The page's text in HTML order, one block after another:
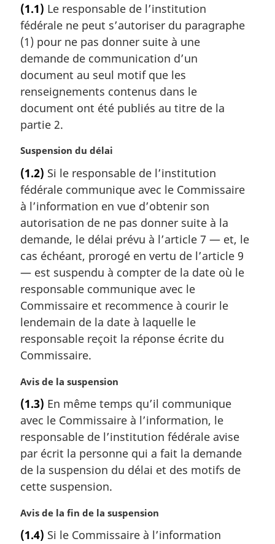
t
e
m
a
g
i
n
a
l
e
(1.1) Le responsable de l’institution
fédérale ne peut s’autoriser du paragraphe
(1) pour ne pas donner suite à une
demande de communication d’un
document au seul motif que les
renseignements contenus dans le
document ont été publiés au titre de la
partie 2.
N
t
e
m
a
g
i
n
a
l
e
:
Suspension du délai
(1.2) Si le responsable de l’institution
fédérale communique avec le Commissaire
à l’information en vue d’obtenir son
autorisation de ne pas donner suite à la
demande, le délai prévu à l’article 7 — et, le
cas échéant, prorogé en vertu de l’article 9
— est suspendu à compter de la date où le
responsable communique avec le
Commissaire et recommence à courir le
lendemain de la date à laquelle le
responsable reçoit la réponse écrite du
Commissaire.
N
t
e
m
a
r
g
i
a
l
Avis de la suspension
(1.3) En même temps qu’il communique
avec le Commissaire à l’information, le
responsable de l’institution fédérale avise
par écrit la personne qui a fait la demande
de la suspension du délai et des motifs de
cette suspension.
N
t
Avis de la fin de la suspension
(1.4) Si le Commissaire à l’information